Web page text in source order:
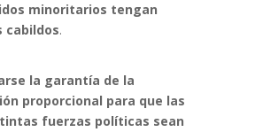
minoritarios tengan
cabildos.
la garantía de la
proporcional para que las
fuerzas políticas sean